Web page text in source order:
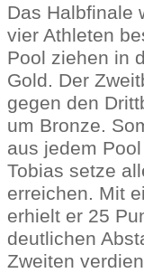
Das Halbfinale
vier Athleten
Pool ziehen in
Gold. Der
gegen den
um Bronze.
aus jedem
Tobias setze
erreichen. Mit
erhielt er 25
deutlichen
Zweiten